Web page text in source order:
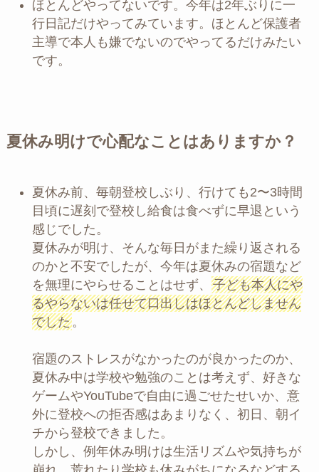
ほとんどやってないです。今年は2年ぶりに一
行日記だけやってみています。ほとんど保護者
主導で本人も嫌でないのでやってるだけみたい
です。
夏休み明けで心配なことはありますか？
夏休み前、毎朝登校しぶり、行けても2〜3時間
目頃に遅刻で登校し給食は食べずに早退という
感じでした。
夏休みが明け、そんな毎日がまた繰り返される
のかと不安でしたが、今年は夏休みの宿題など
を無理にやらせることはせず、 子ども本人にや
るやらないは任せて口出しはほとんどしません
でした。
宿題のストレスがなかったのが良かったのか、
夏休み中は学校や勉強のことは考えず、好きな
ゲームやYouTubeで自由に過ごせたせいか、意
外に登校への拒否感はあまりなく、初日、朝イ
チから登校できました。
しかし、例年休み明けは生活リズムや気持ちが